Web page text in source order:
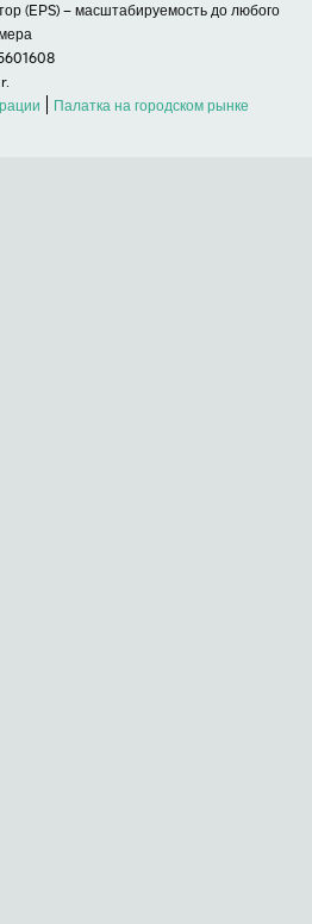
(EPS) – масштабируемость до любого
Палатка на городском рынке